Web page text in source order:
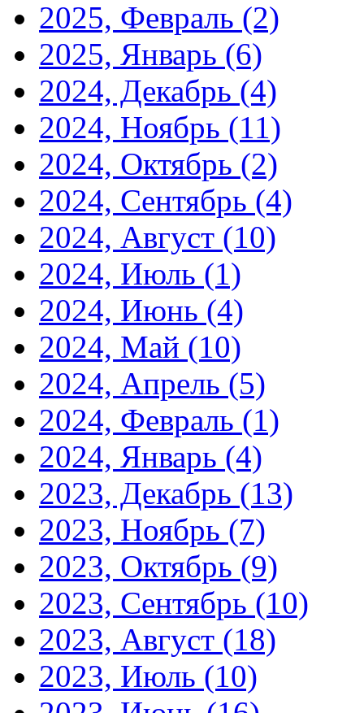
2025, Февраль (2)
2025, Январь (6)
2024, Декабрь (4)
2024, Ноябрь (11)
2024, Октябрь (2)
2024, Сентябрь (4)
2024, Август (10)
2024, Июль (1)
2024, Июнь (4)
2024, Май (10)
2024, Апрель (5)
2024, Февраль (1)
2024, Январь (4)
2023, Декабрь (13)
2023, Ноябрь (7)
2023, Октябрь (9)
2023, Сентябрь (10)
2023, Август (18)
2023, Июль (10)